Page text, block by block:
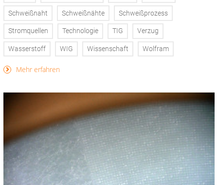
Schweißnaht Schweißnähte Schweißprozess
Stromquellen Technologie TIG Verzug
Wasserstoff WIG Wissenschaft Wolfram
Mehr erfahren